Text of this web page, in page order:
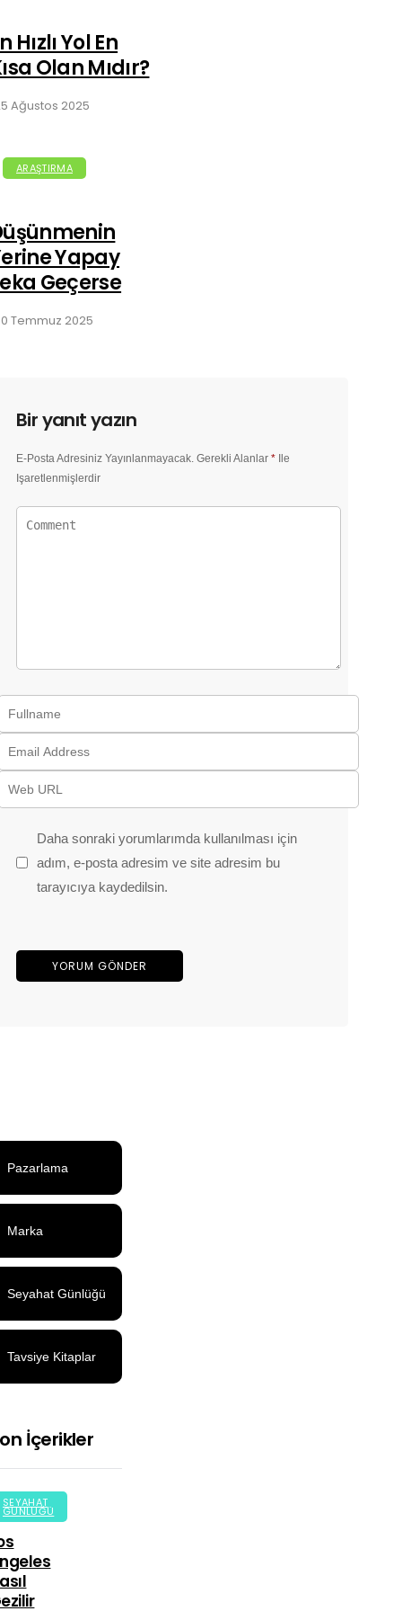
Hızlı Yol En
Olan Mıdır?
Ağustos 2025
ARAŞTIRMA
Yapay
Geçerse
Temmuz 2025
Bir yanıt yazın
E-Posta Adresiniz Yayınlanmayacak. Gerekli Alanlar * Ile
Işaretlenmişlerdir
Daha sonraki yorumlarımda kullanılması için
adım, e-posta adresim ve site adresim bu
tarayıcıya kaydedilsin.
Pazarlama
Marka
Seyahat Günlüğü
Tavsiye Kitaplar
İçerikler
SEYAHAT
GÜNLÜĞÜ